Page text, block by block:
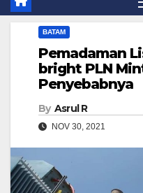
BATAM
Pemadaman
bright PLN
Penyebabnya
By Asrul R
NOV 30, 2021